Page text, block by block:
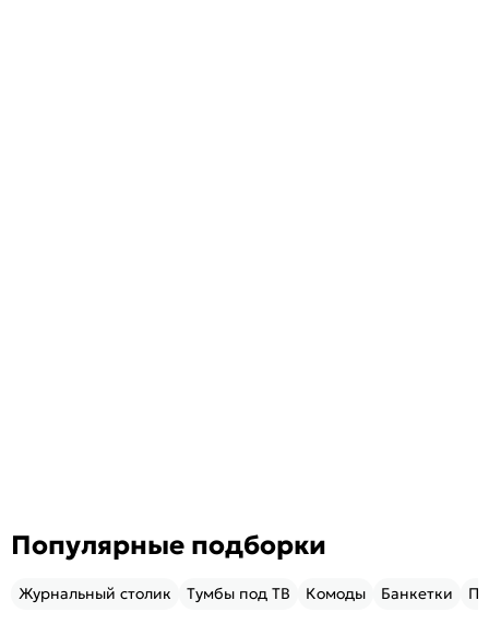
Популярные подборки
Журнальный столик Тумбы под ТВ Комоды Банкетки